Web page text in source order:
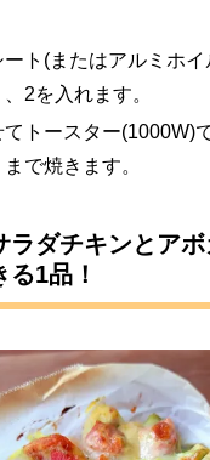
ート(またはアルミホ
2を入れます。
トースター(1000W)
で焼きます。
ラダチキンとア
1品！